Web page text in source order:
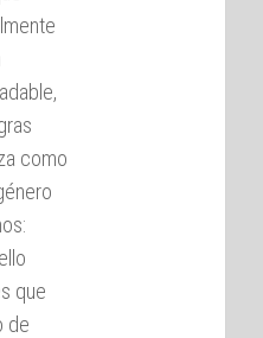
como
que
de